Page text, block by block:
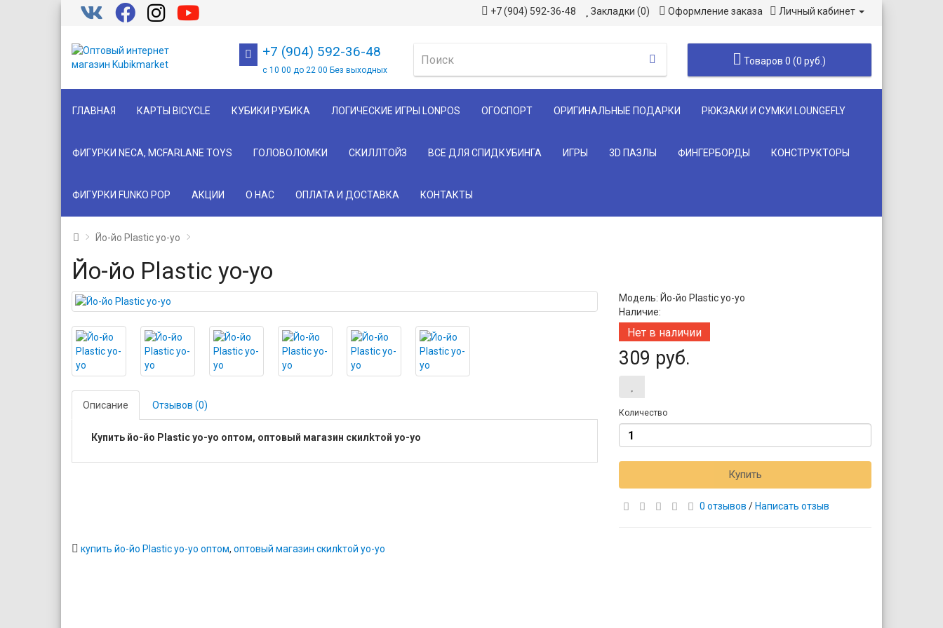
+7 (904) 592-36-48 Закладки (0) Оформление заказа Личный кабинет
+7 (904) 592-36-48
с 10 00 до 22 00 Без выходных
Товаров 0 (0 руб.)
ГЛАВНАЯ КАРТЫ BICYCLE КУБИКИ РУБИКА ЛОГИЧЕСКИЕ ИГРЫ LONPOS ОГОСПОРТ ОРИГИНАЛЬНЫЕ ПОДАРКИ РЮКЗАКИ И СУМКИ LOUNGEFLY
ФИГУРКИ NECA, MCFARLANE TOYS ГОЛОВОЛОМКИ СКИЛЛТОЙЗ ВСЕ ДЛЯ СПИДКУБИНГА ИГРЫ 3D ПАЗЛЫ ФИНГЕРБОРДЫ КОНСТРУКТОРЫ
ФИГУРКИ FUNKO POP АКЦИИ О НАС ОПЛАТА И ДОСТАВКА КОНТАКТЫ
Йо-йо Plastic yo-yo
Йо-йо Plastic yo-yo
Описание Отзывов (0)
Купить йо-йо Plastic yo-yo оптом, оптовый магазин скилkтой yo-yo
Модель: Йо-йо Plastic yo-yo
Наличие:
Нет в наличии
309 руб.
Количество
Купить
0 отзывов / Написать отзыв
купить йо-йо Plastic yo-yo оптом, оптовый магазин скилkтой yo-yo